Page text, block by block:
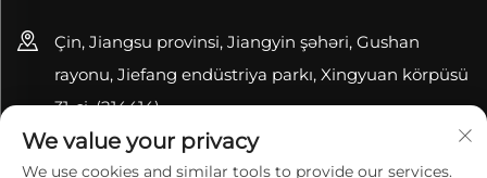
Çin, Jiangsu provinsi, Jiangyin şəhəri, Gushan
rayonu, Jiefang endüstriya parkı, Xingyuan körpüsü
31-ci, (214414)
+86-18961600368
We value your privacy
We use cookies and similar tools to provide our services.